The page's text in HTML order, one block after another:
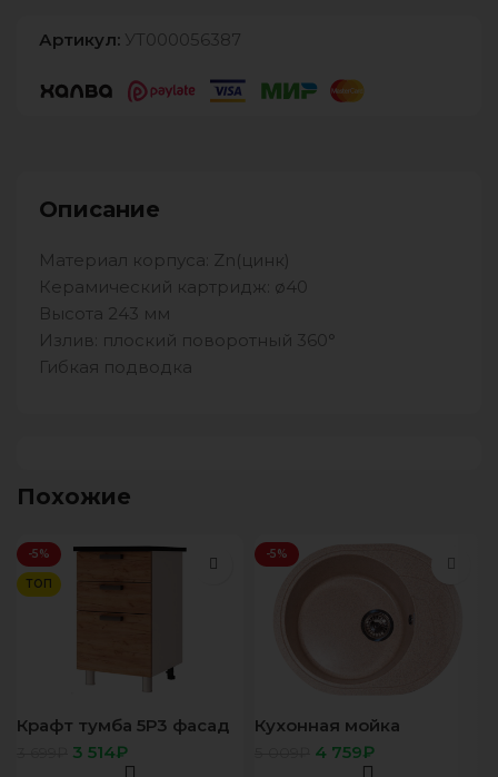
Артикул: УТ000056387
Описание
Материал корпуса: Zn(цинк)
Керамический картридж: ø40
Высота 243 мм
Излив: плоский поворотный 360°
Гибкая подводка
Похожие
-5%
ТОП
Крафт тумба 5Р3 фасад
5Р3 без столеш
3 514₽
-5%
Кухонная мойка
GranAlliance G-33, песок
+ сифон
4 759₽